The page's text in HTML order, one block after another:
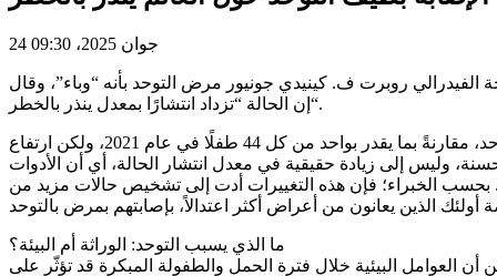
24 جوان 2025، 09:30
روبرت ف. كينيدي جونيور مرض التوحد بأنه “وباء”، وقال
إن الحالة “تزداد انتشارًا بمعدل ينذر بالخطر“.
وفقًا للتقرير الجديد لمركز السيطرة على الأمراض والوقاية منها، فإن طفلًا واحدًا من بين كل 36 طفلًا في الولايات المتحدة مصاب بالتوحد، مقارنةً بما يقدر بواحد من كل 44 طفلًا في عام 2021، ولكن ارتفاع
وليس إلى زيادة حقيقية في معدل انتشار الحالة، أي أن الأدوات
بحسب الخبراء؛ فإن هذه التغييرات أدت إلى تشخيص حالات مزيد من
ما الذي يسبب التوحد: الوراثة أم البيئة؟
أن العوامل البيئية خلال فترة الحمل والطفولة المبكرة قد تؤثّر على